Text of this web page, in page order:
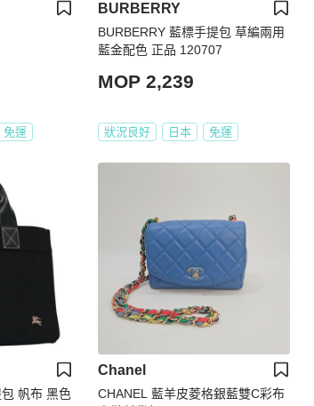
免運
BURBERRY
BURBERRY 藍標手提包 草編兩用
藍金配色 正品 120707
MOP 2,239
狀況良好 日本 免運
帆布 黑色
Chanel
CHANEL 藍羊皮菱格銀藍雙C彩布